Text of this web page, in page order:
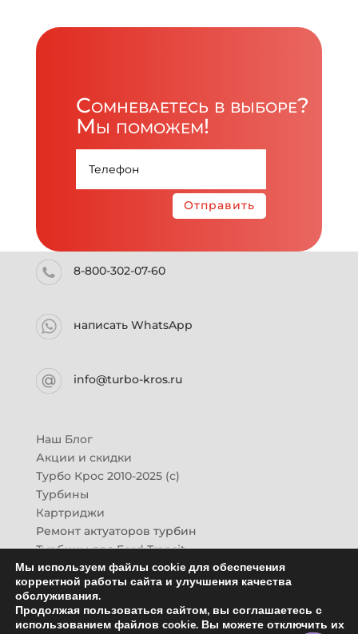
Сомневаетесь в выборе?
Мы поможем!
Отправить
8-800-302-07-60
написать WhatsApp
info@turbo-kros.ru
Наш Блог
Акции и скидки
Турбо Крос 2010-2025 (с)
Турбины
Картриджи
Ремонт актуаторов турбин
Турбины для Ford Transit
Турбины для Mazda CX-7
Картридж для ГАЗон-Next
Турбины HINO (Хино)
Купить новую турбину
Мы используем файлы cookie для обеспечения
корректной работы сайта и улучшения качества
обслуживания.
Продолжая пользоваться сайтом, вы соглашаетесь с
использованием файлов cookie. Вы можете отключить их